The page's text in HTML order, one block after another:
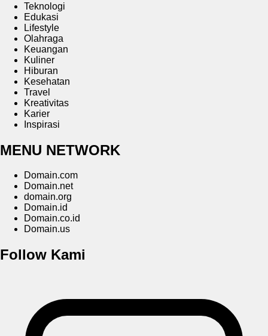
Teknologi
Edukasi
Lifestyle
Olahraga
Keuangan
Kuliner
Hiburan
Kesehatan
Travel
Kreativitas
Karier
Inspirasi
MENU NETWORK
Domain.com
Domain.net
domain.org
Domain.id
Domain.co.id
Domain.us
Follow Kami